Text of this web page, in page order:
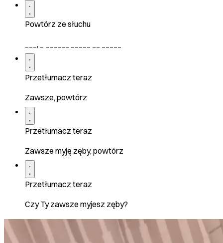
Powtórz ze słuchu
___, _ ______ _____ __ _____
Przetłumacz teraz
Zawsze, powtórz
Przetłumacz teraz
Zawsze myję zęby, powtórz
Przetłumacz teraz
Czy Ty zawsze myjesz zęby?